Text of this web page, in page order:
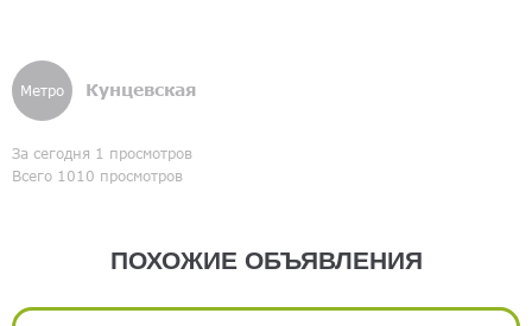
Метро Кунцевская
За сегодня 1 просмотров
Всего 1010 просмотров
ПОХОЖИЕ ОБЪЯВЛЕНИЯ